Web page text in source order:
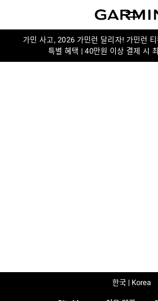
가민 사고, 2026 가민런 달리자! 가민런
특별 혜택 | 40만원 이상 결제 시
한국 | Korea